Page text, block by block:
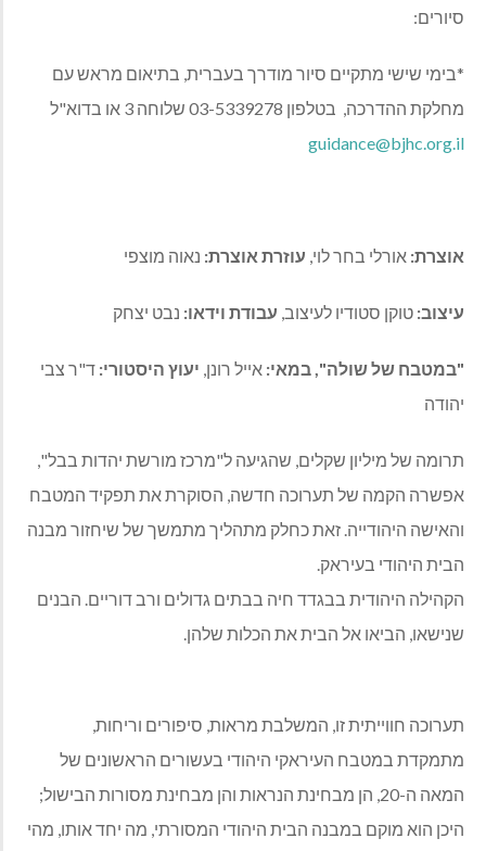
סיורים:
*בימי שישי מתקיים סיור מודרך בעברית, בתיאום מראש עם
מחלקת ההדרכה, בטלפון 03-5339278 שלוחה 3 או בדוא"ל
guidance@bjhc.org.il
אוצרת: אורלי בחר לוי, עוזרת אוצרת: נאוה מוצפי
עיצוב: טוקן סטודיו לעיצוב, עבודת וידאו: נבט יצחק
"במטבח של שולה", במאי: אייל רונן, יעוץ היסטורי: ד"ר צבי
יהודה
תרומה של מיליון שקלים, שהגיעה ל"מרכז מורשת יהדות בבל",
אפשרה הקמה של תערוכה חדשה, הסוקרת את תפקיד המטבח
והאישה היהודייה. זאת כחלק מתהליך מתמשך של שיחזור מבנה
הבית היהודי בעיראק.
הקהילה היהודית בבגדד חיה בבתים גדולים ורב דוריים. הבנים
שנישאו, הביאו אל הבית את הכלות שלהן.
תערוכה חווייתית זו, המשלבת מראות, סיפורים וריחות,
מתמקדת במטבח העיראקי היהודי בעשורים הראשונים של
המאה ה-20, הן מבחינת הנראות והן מבחינת מסורות הבישול;
היכן הוא מוקם במבנה הבית היהודי המסורתי, מה יחד אותו, מהי